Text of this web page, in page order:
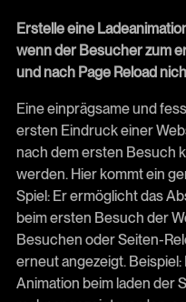
Erstelle eine
wenn der Besucher zum
und nach Page Reload
Eine einprägsame und
ersten Eindruck einer
nach dem ersten Besuch
werden. Hier kommt ein
Spiel: Er ermöglicht das
beim ersten Besuch der
Besuchen oder Seiten-
erneut angezeigt.
Animation beim laden der